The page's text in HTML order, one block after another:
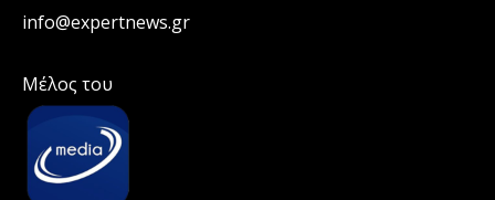
info@expertnews.gr
Μέλος του